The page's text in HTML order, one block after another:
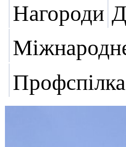
Нагороди
Профспілка